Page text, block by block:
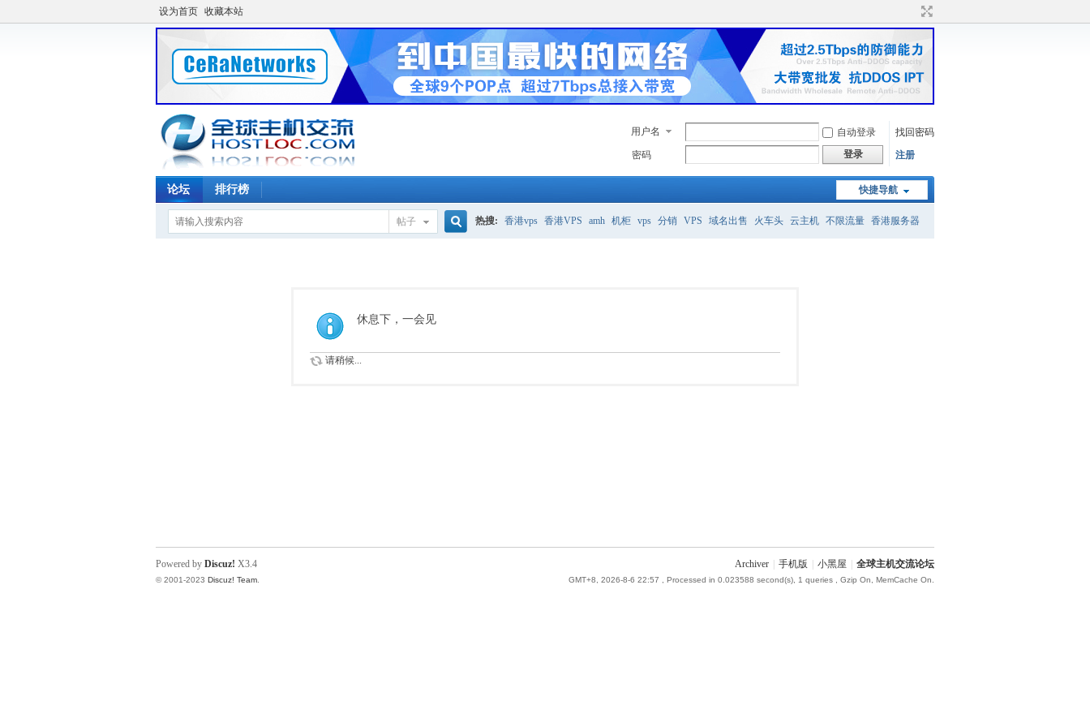
设为首页 收藏本站
用户名 自动登录
找回密码
密码
登录 注册
快捷导航
论坛 排行榜
帖子 热搜: 香港vps 香港VPS amh 机柜 vps 分销 VPS 域名出售 火车头 云主机 不限流量 香港服务器
休息下，一会见
请稍候...
Archiver 手机版 小黑屋 全球主机交流论坛
GMT+8, 2026-8-6 22:57 , Processed in 0.023588 second(s), 1 queries , Gzip On, MemCache On.
Powered by Discuz! X3.4
© 2001-2023 Discuz! Team